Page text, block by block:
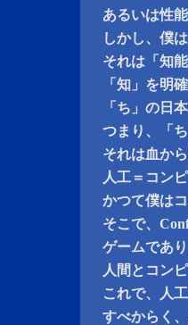
あるいは性
しかし、僕
それは「知
「知」を明
「ち」の日
つまり、「
それは血か
人工＝コン
かつて僕は
そこで、
ゲームであ
人間とコン
これで、人
すべからく